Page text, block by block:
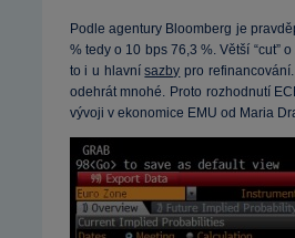
Podle agentury Bloomberg je
% tedy o 10 bps 76,3 %. Větší “cut”
to i u hlavnísazby pro
odehrát mnohé. Proto rozhodnutí
vývoji v ekonomice EMU od Maria